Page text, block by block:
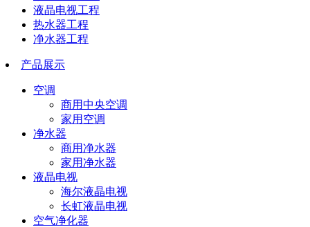
液晶电视工程
热水器工程
净水器工程
产品展示
空调
商用中央空调
家用空调
净水器
商用净水器
家用净水器
液晶电视
海尔液晶电视
长虹液晶电视
空气净化器